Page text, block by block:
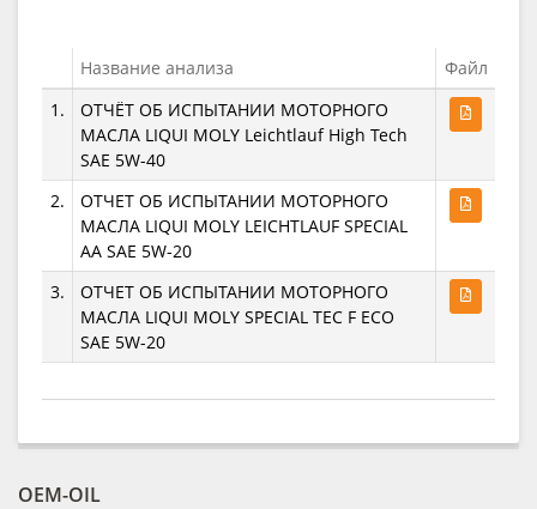
Название анализа
Файл
1.
ОТЧЁТ ОБ ИСПЫТАНИИ МОТОРНОГО
МАСЛА LIQUI MOLY Leichtlauf High Tech
SAE 5W-40
2.
ОТЧЕТ ОБ ИСПЫТАНИИ МОТОРНОГО
МАСЛА LIQUI MOLY LEICHTLAUF SPECIAL
AA SAE 5W-20
3.
ОТЧЕТ ОБ ИСПЫТАНИИ МОТОРНОГО
МАСЛА LIQUI MOLY SPECIAL TEC F ECO
SAE 5W-20
OEM-OIL